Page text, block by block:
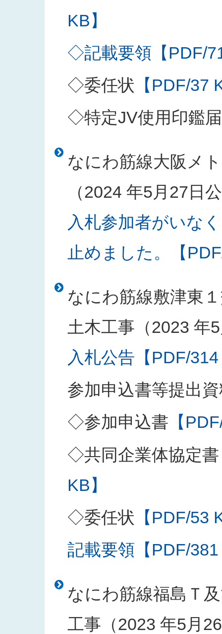
KB】
◇記載要領【PDF/
◇委任状 【PDF/37
◇特定JV使用印鑑届
なにわ筋線大阪メ
（2024 年5月27日
入札参加者がいな
止めました。【
なにわ筋線敷津東
土木工事（2023 年
入札公告【PDF/
参加申込書等提出
◇参加申込書 【
◇共同企業体協定書
KB】
◇委任状 【PDF/53
記載要領【PDF/
なにわ筋線福島Ｔ
工事（2023 年5月